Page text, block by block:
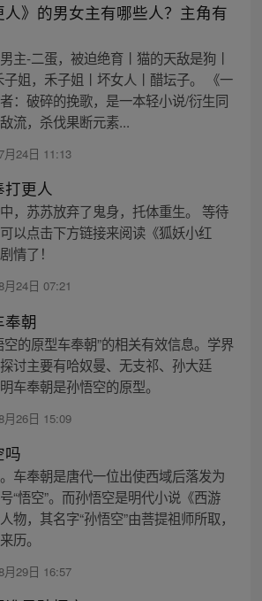
人》的男女主有哪些人？主角有
主-二蛋，被迫绝育丨猫的天敌是狗丨
姐，禾子姐丨坏女人丨醋坛子。 《一
：破碎的挽歌，是一本轻小说/衍生同
流，杀伐果断元素...
月24日 11:13
打更人
，苏苏放弃了鬼身，托体重生。 等待
以点击下方链接来阅读《狐妖小红
情了！
月24日 07:21
朝
空的原型车奉朝”的相关有效信息。学界
讨主要有哈奴曼、无支祁、孙大廷
车奉朝是孙悟空的原型。
月26日 15:09
吗
车奉朝是唐代一位出使西域后落发为
“悟空”。而孙悟空是明代小说《西游
物，其名字“孙悟空”由菩提祖师所取，
历。
月29日 16:57